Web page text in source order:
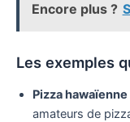
Encore plus ?
Les exemples
Pizza hawaïenne
amateurs de